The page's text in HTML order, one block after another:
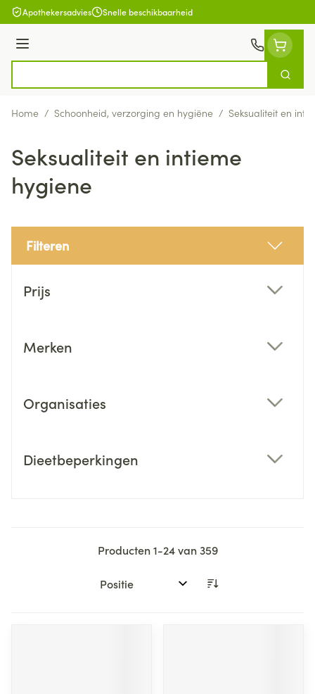
Ga naar de inhoud
Apothekersadvies Snelle beschikbaarheid
Menu
Zoek
Home / Schoonheid, verzorging en hygiëne / Seksualiteit en
Seksualiteit en intieme
hygiene
Filteren
Prijs
Merken
Organisaties
Dieetbeperkingen
Producten1-24van359
Sorteer op: